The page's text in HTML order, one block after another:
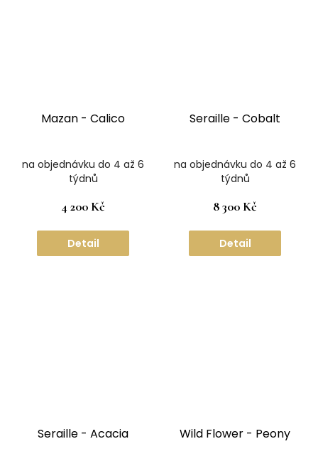
Mazan - Calico
na objednávku do 4 až 6
týdnů
4 200 Kč
Detail
Seraille - Cobalt
na objednávku do 4 až 6
týdnů
8 300 Kč
Detail
Seraille - Acacia Wild Flower - Peony